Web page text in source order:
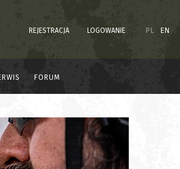
REJESTRACJA LOGOWANIE PL EN
FORUM